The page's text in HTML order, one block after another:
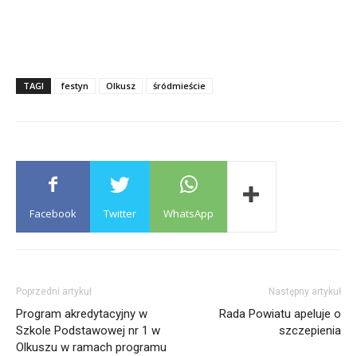
TAGI festyn Olkusz śródmieście
Facebook Twitter WhatsApp
Poprzedni artykuł
Program akredytacyjny w
Szkole Podstawowej nr 1 w
Olkuszu w ramach programu
Następny artykuł
Rada Powiatu apeluje o
szczepienia